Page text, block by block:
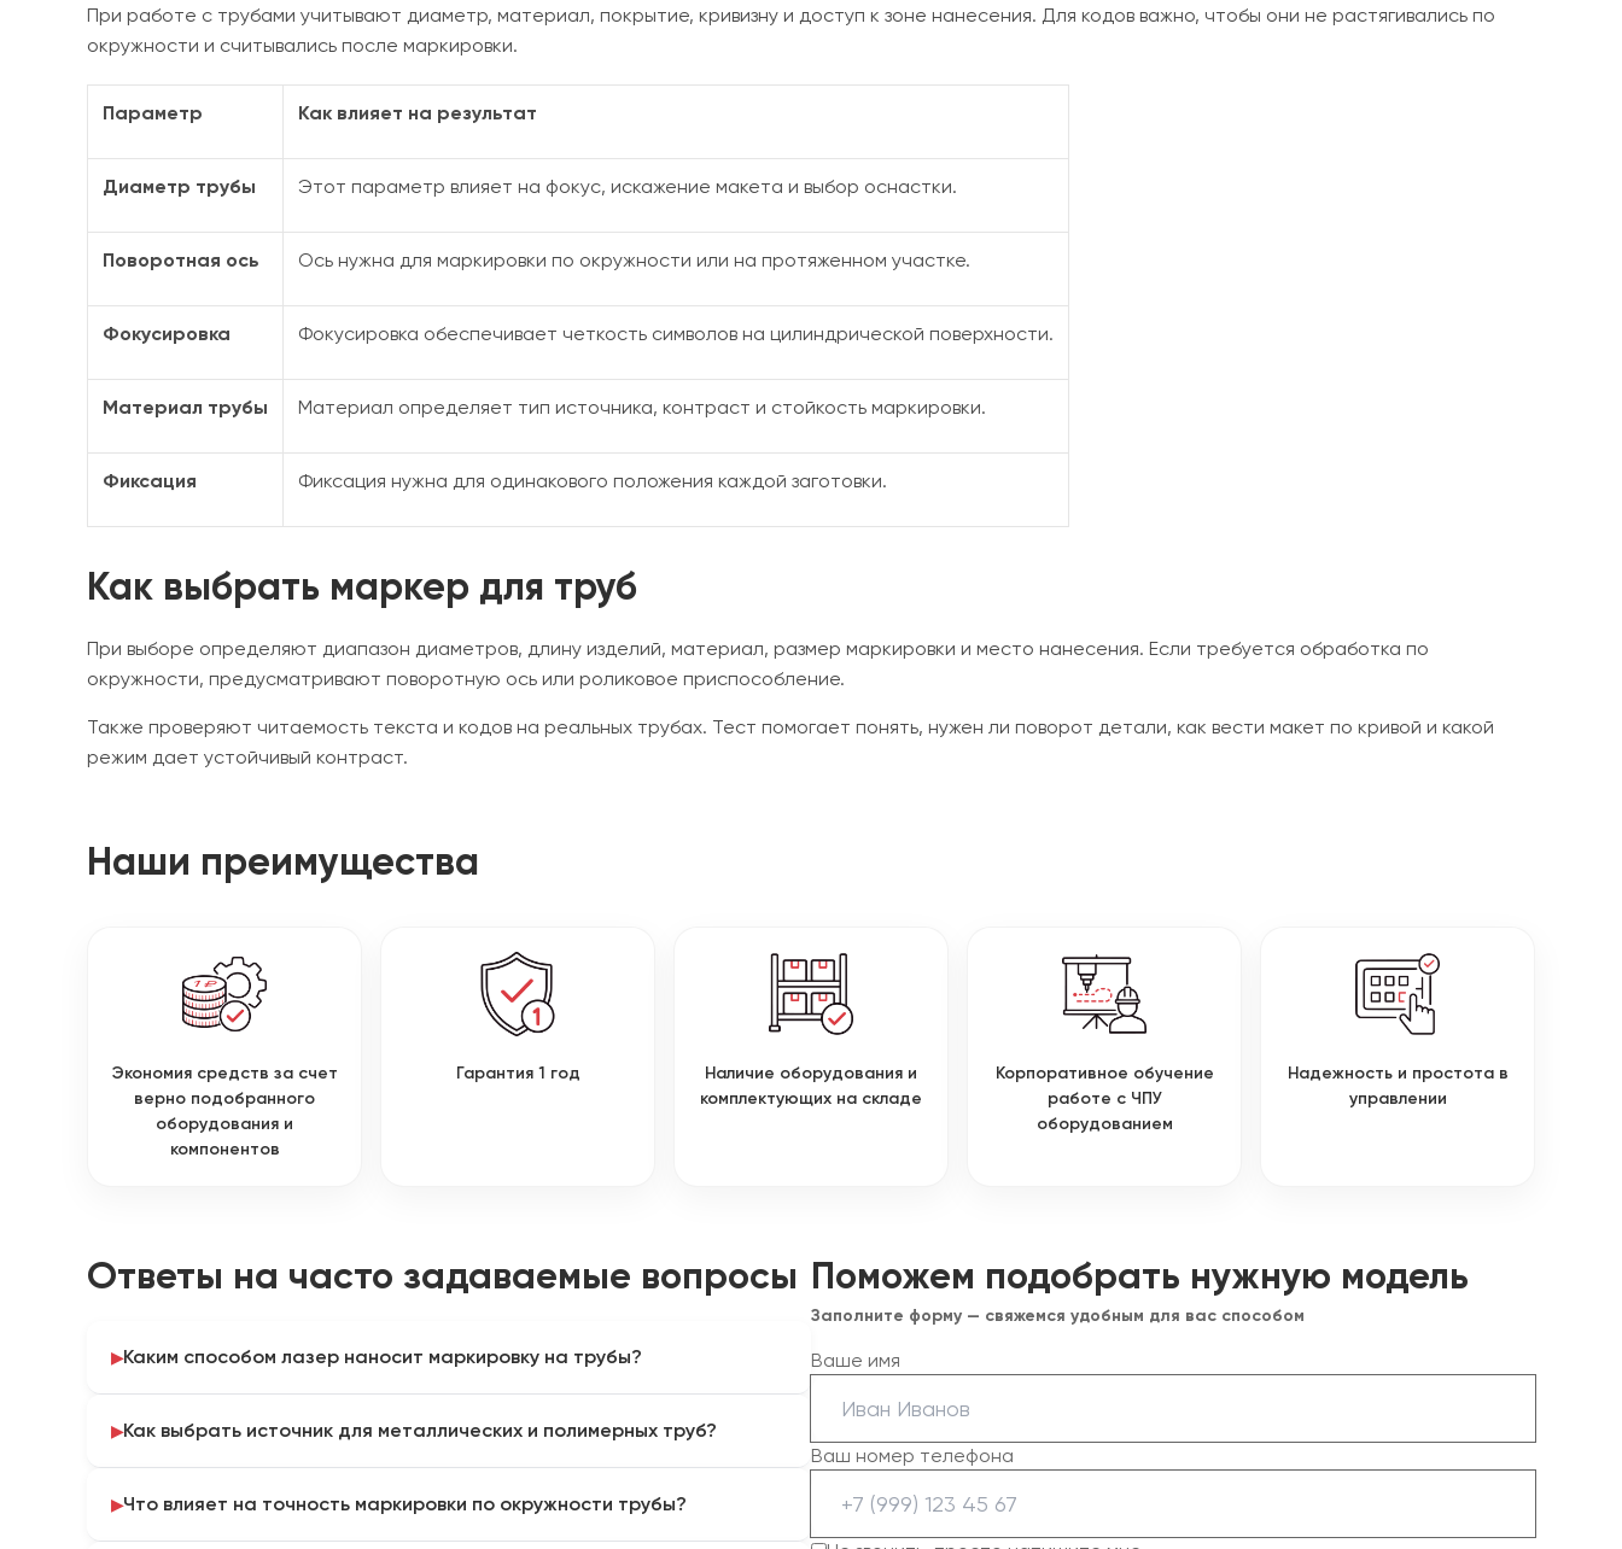
При работе с трубами учитывают диаметр, материал, покрытие, кривизну и доступ к зоне нанесения. Для кодов важно, чтобы они не растягивались по
окружности и считывались после маркировки.
Параметр Как влияет на результат
Диаметр трубы Этот параметр влияет на фокус, искажение макета и выбор оснастки.
Поворотная ось Ось нужна для маркировки по окружности или на протяженном участке.
Фокусировка Фокусировка обеспечивает четкость символов на цилиндрической поверхности.
Материал трубы Материал определяет тип источника, контраст и стойкость маркировки.
Фиксация Фиксация нужна для одинакового положения каждой заготовки.
Как выбрать маркер для труб
При выборе определяют диапазон диаметров, длину изделий, материал, размер маркировки и место нанесения. Если требуется обработка по
окружности, предусматривают поворотную ось или роликовое приспособление.
Также проверяют читаемость текста и кодов на реальных трубах. Тест помогает понять, нужен ли поворот детали, как вести макет по кривой и какой
режим дает устойчивый контраст.
Наши преимущества
Экономия средств за счет
верно подобранного
оборудования и
компонентов
Гарантия 1 год
Наличие оборудования и
комплектующих на складе
Корпоративное обучение
работе с ЧПУ
оборудованием
Надежность и простота в
управлении
Ответы на часто задаваемые вопросы
Каким способом лазер наносит маркировку на трубы?
синхронизации с движением трубы на линии. Такой сценарий работы
Как выбрать источник для металлических и полимерных труб?
пластиков, CO₂ — для совместимых полимеров и покрытий. Выбор
Что влияет на точность маркировки по окружности трубы?
Поможем подобрать нужную модель
Заполните форму — свяжемся удобным для вас способом
Ваше имя
Ваш номер телефона